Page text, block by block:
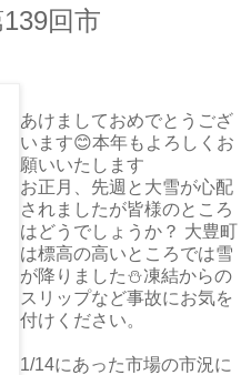
回市
あけましておめでとうござ
います😊本年もよろしくお
願いいたします
お正月、先週と大雪が心配
されましたが皆様のところ
はどうでしょうか？ 大豊町
は標高の高いところでは雪
が降りました⛄凍結からの
スリップなど事故にお気を
付けください。
1/14にあった市場の市況に